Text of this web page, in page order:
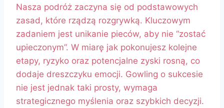
Nasza podróż zaczyna się od podstawowych
zasad, które rządzą rozgrywką. Kluczowym
zadaniem jest unikanie pieców, aby nie “zostać
upieczonym”. W miarę jak pokonujesz kolejne
etapy, ryzyko oraz potencjalne zyski rosną, co
dodaje dreszczyku emocji. Gowling o sukcesie
nie jest jednak taki prosty, wymaga
strategicznego myślenia oraz szybkich decyzji.